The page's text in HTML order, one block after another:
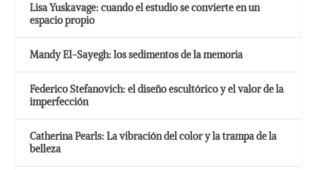
Lisa Yuskavage: cuando el estudio se convierte en un
espacio propio
Mandy El-Sayegh: los sedimentos de la memoria
Federico Stefanovich: el diseño escultórico y el valor de la
imperfección
Catherina Pearls: La vibración del color y la trampa de la
belleza